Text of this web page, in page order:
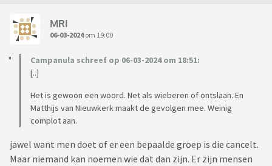
MRI
06-03-2024om 19:00
Campanula schreef op 06-03-2024 om 18:51:
[..]
Het is gewoon een woord. Net als wieberen of ontslaan. En
Matthijs van Nieuwkerk maakt de gevolgen mee. Weinig
complot aan.
jawel want men doet of er een bepaalde groep is die cancelt.
Maar niemand kan noemen wie dat dan zijn. Er zijn mensen